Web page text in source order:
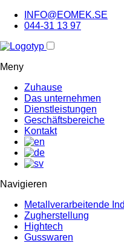
INFO@EOMEK.SE
044-31 13 97
Meny
Zuhause
Das unternehmen
Dienstleistungen
Geschäftsbereiche
Kontakt
Navigieren
Metallverarbeitende
Zugherstellung
Hightech
Gusswaren